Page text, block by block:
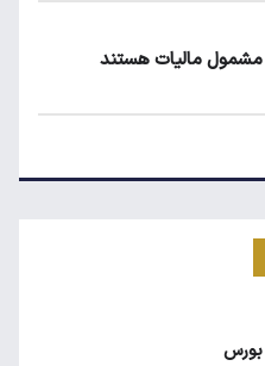
مشمول مالیات هستند
برزیلی در اروپا
بورس